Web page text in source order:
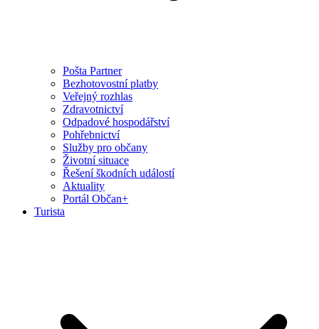
Pošta Partner
Bezhotovostní platby
Veřejný rozhlas
Zdravotnictví
Odpadové hospodářství
Pohřebnictví
Služby pro občany
Životní situace
Řešení škodních událostí
Aktuality
Portál Občan+
Turista